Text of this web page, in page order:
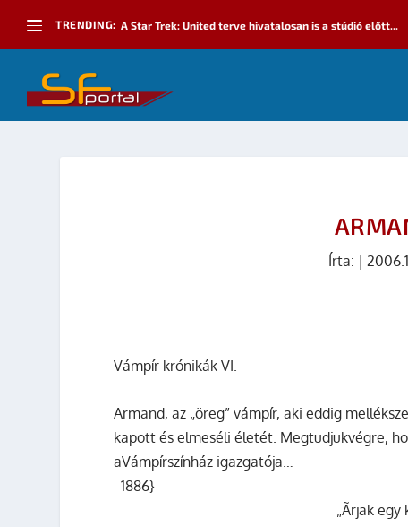
TRENDING: A Star Trek: United terve hivatalosan is a stúdió előtt...
Írta: |
Vámpír krónikák VI.
Armand, az „öreg” vámpír, aki eddig
kapott és elmeséli életét. Megtudjukvégre,
aVámpírszínház igazgatója…
1886}
„Ãrjak